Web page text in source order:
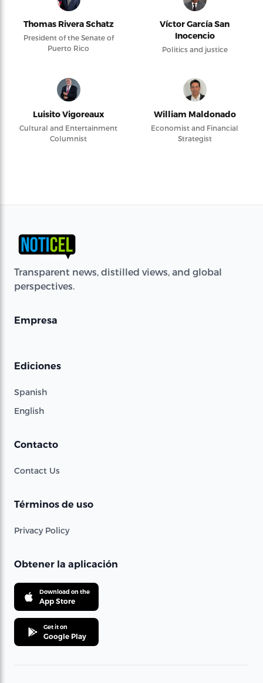
Thomas Rivera Schatz
President of the Senate of
Puerto Rico
Víctor García San
Inocencio
Politics and justice
Luisito Vigoreaux
Cultural and Entertainment
Columnist
William Maldonado
Economist and Financial
Strategist
Transparent news, distilled views, and global
perspectives.
Empresa
Ediciones
Spanish
English
Contacto
Contact Us
Términos de uso
Privacy Policy
Obtener la aplicación
Download on the
App Store
Get it on
Google Play